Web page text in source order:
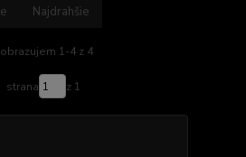
Najdrahšie
1-4 z 4
strana z 1